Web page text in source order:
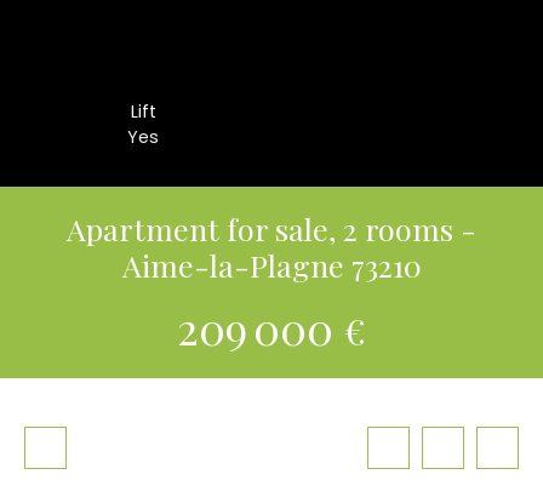
Lift
Yes
Apartment for sale, 2 rooms -
Aime-la-Plagne 73210
209 000 €